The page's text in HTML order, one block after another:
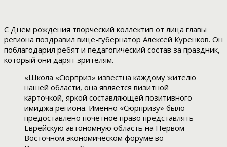
С Днем рождения творческий коллектив от лица главы
региона поздравил вице-губернатор Алексей Куренков. Он
поблагодарил ребят и педагогический состав за праздник,
который они дарят зрителям.
«Школа «Сюрприз» известна каждому жителю
нашей области, она является визитной
карточкой, яркой составляющей позитивного
имиджа региона. Именно «Сюрпризу» было
предоставлено почетное право представлять
Еврейскую автономную область на Первом
Восточном экономическом форуме во